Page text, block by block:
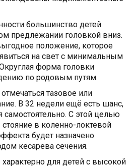
большинство детей
предлежании головкой вниз.
положение, которое
на свет с минимальным
форма головки
по родовым путям.
тазовое или
В 32 недели ещё есть шанс,
самостоятельно. С этой целью
в коленно-локтевой
будет назначено
кесарева сечения.
для детей с высокой